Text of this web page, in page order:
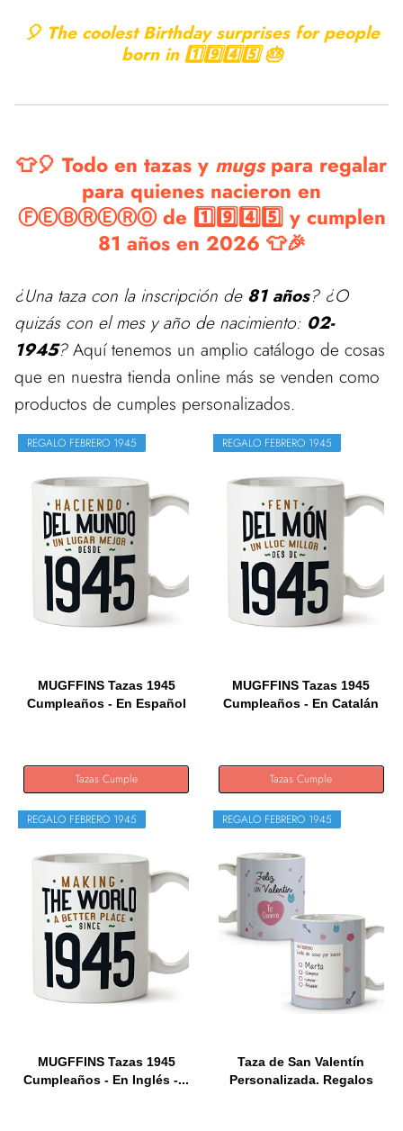
🎈 The coolest Birthday surprises for people
born in 1️⃣9️⃣4️⃣5️⃣ 🎂
👕🎈 Todo en tazas y mugspara regalar
para quienes nacieron en
ⒻⒺⒷⓇⒺⓇⓄ de 1️⃣9️⃣4️⃣5️⃣ y cumplen
81 años en 2026 👕🎉
¿Una taza con la inscripción de 81 años? ¿O
quizás con el mes y año de nacimiento: 02-
1945?Aquí tenemos un amplio catálogo de cosas
que en nuestra tienda online más se venden como
productos de cumples personalizados.
REGALO FEBRERO 1945
MUGFFINS Tazas 1945
Cumpleaños - En Español
Tazas Cumple
REGALO FEBRERO 1945
MUGFFINS Tazas 1945
Cumpleaños - En Catalán
Tazas Cumple
REGALO FEBRERO 1945
MUGFFINS Tazas 1945
Cumpleaños - En Inglés -...
REGALO FEBRERO 1945
Taza de San Valentín
Personalizada. Regalos